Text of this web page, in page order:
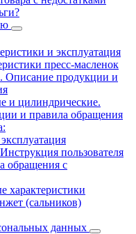
и эксплуатация
пресс‑масленок
Описание продукции и
и цилиндрические.
и правила обращения
пользователя
обращения с
характеристики
(сальников)
данных